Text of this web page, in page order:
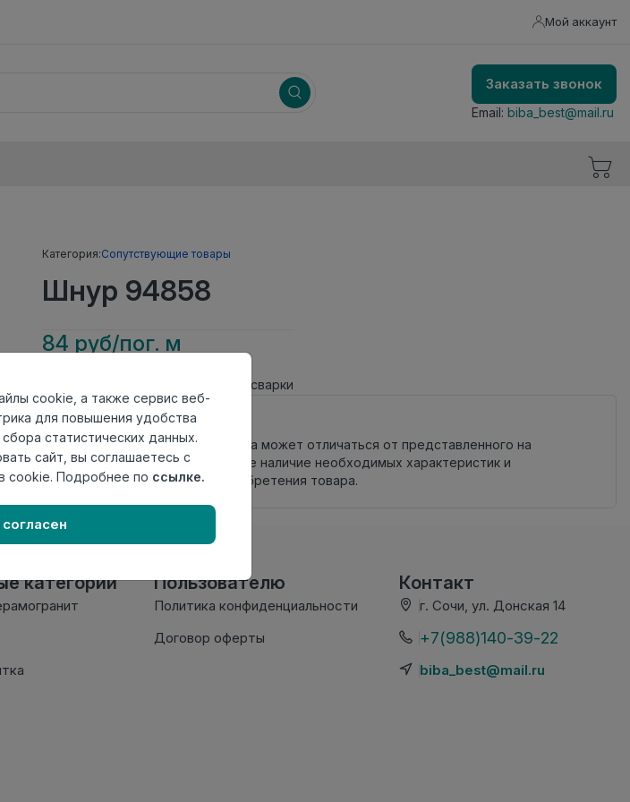
Мой аккаунт
Заказать звонок
Email: biba_best@mail.ru
Категория:Сопутствующие товары
Шнур 94858
84 руб/пог. м
Шнур для горячей сварки
Нет в наличии
Внимание! Внешний вид товара может отличаться от представленного на
настоящем сайте. Проверяйте наличие необходимых характеристик и
комплектации в момент приобретения товара.
категории Пользователю
Политика конфиденциальности
Договор оферты
Контакт
г. Сочи, ул. Донская 14
+7(988)140-39-22
biba_best@mail.ru
cookie, а также сервис веб-
для повышения удобства
статистических данных.
сайт, вы соглашаетесь с
cookie. Подробнее по ссылке.
согласен